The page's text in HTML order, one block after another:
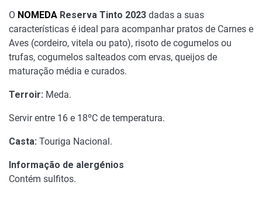
O NOMEDA Reserva Tinto 2023 dadas a suas
características é ideal para acompanhar pratos de Carnes e
Aves (cordeiro, vitela ou pato), risoto de cogumelos ou
trufas, cogumelos salteados com ervas, queijos de
maturação média e curados.
Terroir: Meda.
Servir entre 16 e 18ºC de temperatura.
Casta: Touriga Nacional.
Informação de alergénios
Contém sulfitos.